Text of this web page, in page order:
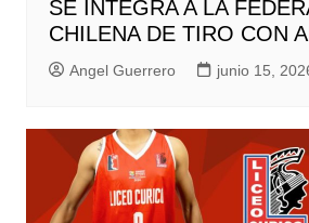
SE INTEGRA A LA
CHILENA DE TIRO CON
Angel Guerrero junio 15,